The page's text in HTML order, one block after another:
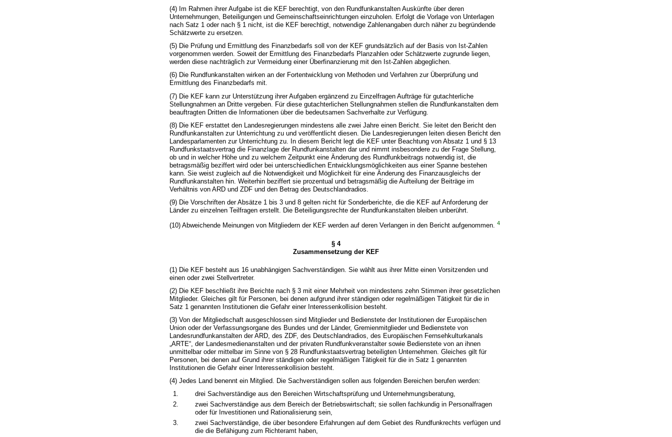
(4) Im Rahmen ihrer Aufgabe ist die KEF berechtigt, von den Rundfunkanstalten Auskünfte über deren
Unternehmungen, Beteiligungen und Gemeinschaftseinrichtungen einzuholen. Erfolgt die Vorlage von Unterlagen
nach Satz 1 oder nach § 1 nicht, ist die KEF berechtigt, notwendige Zahlenangaben durch näher zu begründende
Schätzwerte zu ersetzen.
(5) Die Prüfung und Ermittlung des Finanzbedarfs soll von der KEF grundsätzlich auf der Basis von Ist-Zahlen
vorgenommen werden. Soweit der Ermittlung des Finanzbedarfs Planzahlen oder Schätzwerte zugrunde liegen,
werden diese nachträglich zur Vermeidung einer Überfinanzierung mit den Ist-Zahlen abgeglichen.
(6) Die Rundfunkanstalten wirken an der Fortentwicklung von Methoden und Verfahren zur Überprüfung und
Ermittlung des Finanzbedarfs mit.
(7) Die KEF kann zur Unterstützung ihrer Aufgaben ergänzend zu Einzelfragen Aufträge für gutachterliche
Stellungnahmen an Dritte vergeben. Für diese gutachterlichen Stellungnahmen stellen die Rundfunkanstalten dem
beauftragten Dritten die Informationen über die bedeutsamen Sachverhalte zur Verfügung.
(8) Die KEF erstattet den Landesregierungen mindestens alle zwei Jahre einen Bericht. Sie leitet den Bericht den
Rundfunkanstalten zur Unterrichtung zu und veröffentlicht diesen. Die Landesregierungen leiten diesen Bericht den
Landesparlamenten zur Unterrichtung zu. In diesem Bericht legt die KEF unter Beachtung von Absatz 1 und § 13
Rundfunkstaatsvertrag die Finanzlage der Rundfunkanstalten dar und nimmt insbesondere zu der Frage Stellung,
ob und in welcher Höhe und zu welchem Zeitpunkt eine Änderung des Rundfunkbeitrags notwendig ist, die
betragsmäßig beziffert wird oder bei unterschiedlichen Entwicklungsmöglichkeiten aus einer Spanne bestehen
kann. Sie weist zugleich auf die Notwendigkeit und Möglichkeit für eine Änderung des Finanzausgleichs der
Rundfunkanstalten hin. Weiterhin beziffert sie prozentual und betragsmäßig die Aufteilung der Beiträge im
Verhältnis von ARD und ZDF und den Betrag des Deutschlandradios.
(9) Die Vorschriften der Absätze 1 bis 3 und 8 gelten nicht für Sonderberichte, die die KEF auf Anforderung der
Länder zu einzelnen Teilfragen erstellt. Die Beteiligungsrechte der Rundfunkanstalten bleiben unberührt.
(10) Abweichende Meinungen von Mitgliedern der KEF werden auf deren Verlangen in den Bericht aufgenommen.4
§ 4
Zusammensetzung der KEF
(1) Die KEF besteht aus 16 unabhängigen Sachverständigen. Sie wählt aus ihrer Mitte einen Vorsitzenden und
einen oder zwei Stellvertreter.
(2) Die KEF beschließt ihre Berichte nach § 3 mit einer Mehrheit von mindestens zehn Stimmen ihrer gesetzlichen
Mitglieder. Gleiches gilt für Personen, bei denen aufgrund ihrer ständigen oder regelmäßigen Tätigkeit für die in
Satz 1 genannten Institutionen die Gefahr einer Interessenkollision besteht.
(3) Von der Mitgliedschaft ausgeschlossen sind Mitglieder und Bedienstete der Institutionen der Europäischen
Union oder der Verfassungsorgane des Bundes und der Länder, Gremienmitglieder und Bedienstete von
Landesrundfunkanstalten der ARD, des ZDF, des Deutschlandradios, des Europäischen Fernsehkulturkanals
„ARTE“, der Landesmedienanstalten und der privaten Rundfunkveranstalter sowie Bedienstete von an ihnen
unmittelbar oder mittelbar im Sinne von § 28 Rundfunkstaatsvertrag beteiligten Unternehmen. Gleiches gilt für
Personen, bei denen auf Grund ihrer ständigen oder regelmäßigen Tätigkeit für die in Satz 1 genannten
Institutionen die Gefahr einer Interessenkollision besteht.
(4) Jedes Land benennt ein Mitglied. Die Sachverständigen sollen aus folgenden Bereichen berufen werden:
1.
drei Sachverständige aus den Bereichen Wirtschaftsprüfung und Unternehmungsberatung,
2.
zwei Sachverständige aus dem Bereich der Betriebswirtschaft; sie sollen fachkundig in Personalfragen
oder für Investitionen und Rationalisierung sein,
3.
zwei Sachverständige, die über besondere Erfahrungen auf dem Gebiet des Rundfunkrechts verfügen und
die die Befähigung zum Richteramt haben,